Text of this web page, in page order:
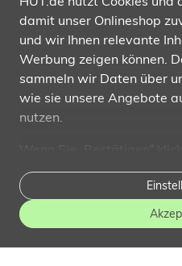
damit unser Onlineshop
und wir Ihnen relevante
Werbung zeigen können.
sammeln wir Daten über
wie sie unsere Angebote
nutzen.
einverstanden und
Dritte weiterzugeben, etwa
Marketingpartner. Falls
beschränken wir uns auf
diesem Fall sind unsere
Wir versenden mit